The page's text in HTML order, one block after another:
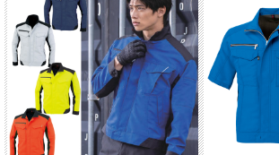
・樹脂ドットボタン
・樹脂ファスナー